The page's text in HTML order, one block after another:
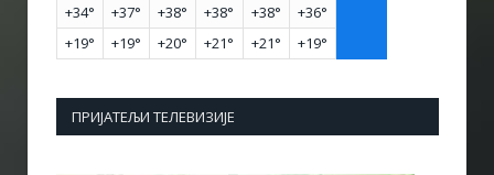
+34° +37° +38° +38° +38° +36°
+19° +19° +20° +21° +21° +19°
ПРИЈАТЕЉИ ТЕЛЕВИЗИЈЕ